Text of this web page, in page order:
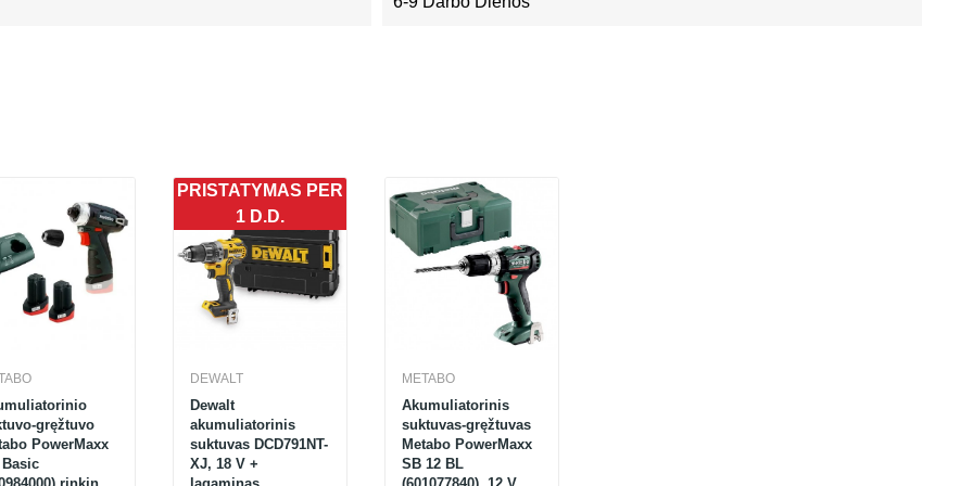
gręžtuvo
PowerMaxx
PRISTATYMAS PER
1 D.D.
DEWALT
Dewalt
akumuliatorinis
suktuvas DCD791NT-
XJ, 18 V +
METABO
Akumuliatorinis
suktuvas-gręžtuvas
Metabo PowerMaxx
SB 12 BL